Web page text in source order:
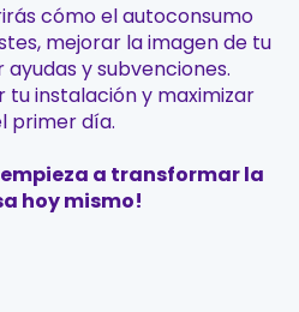
cómo el autoconsumo
mejorar la imagen de tu
y subvenciones.
tu instalación y maximizar
primer día.
a transformar la
hoy mismo!